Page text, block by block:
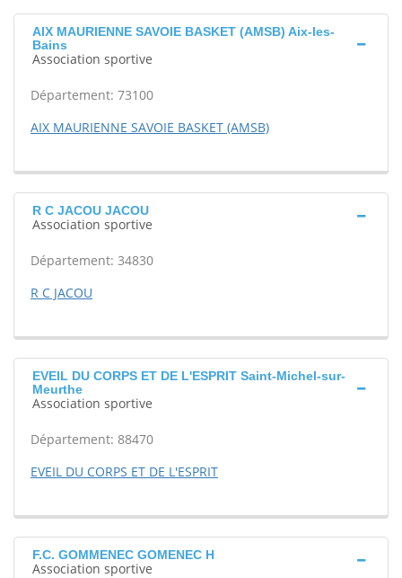
AIX MAURIENNE SAVOIE BASKET (AMSB) Aix-les-
Bains
Association sportive
Département: 73100
AIX MAURIENNE SAVOIE BASKET (AMSB)
R C JACOU JACOU
Association sportive
Département: 34830
R C JACOU
EVEIL DU CORPS ET DE L'ESPRIT Saint-Michel-sur-
Meurthe
Association sportive
Département: 88470
EVEIL DU CORPS ET DE L'ESPRIT
F.C. GOMMENEC GOMENEC H
Association sportive